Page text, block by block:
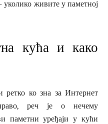
уколико живите у паметној
кућа и како
ко зна за Интернет
реч је о нечему
паметни уређаји у кући